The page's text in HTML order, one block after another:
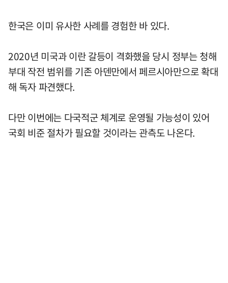
한국은 이미 유사한 사례를 경험한 바 있다.
2020년 미국과 이란 갈등이 격화했을 당시 정부는 청해
부대 작전 범위를 기존 아덴만에서 페르시아만으로 확대
해 독자 파견했다.
다만 이번에는 다국적군 체계로 운영될 가능성이 있어
국회 비준 절차가 필요할 것이라는 관측도 나온다.